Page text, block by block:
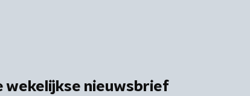
wekelijkse nieuwsbrief